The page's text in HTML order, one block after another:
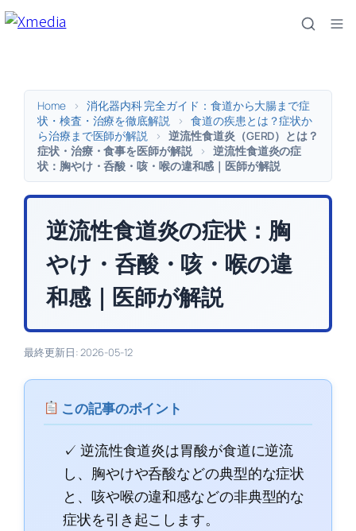
内
Home >
消化器内科 完全ガイド：食道から大腸まで症
状・検査・治療を徹底解説
>
食道の疾患とは？症状か
ら治療まで医師が解説
>
逆流性食道炎（GERD）とは？
症状・治療・食事を医師が解説
>
逆流性食道炎の症
状：胸やけ・呑酸・咳・喉の違和感｜医師が解説
逆流性食道炎の症状：胸
やけ・呑酸・咳・喉の違
和感｜医師が解説
最終更新日: 2026-05-12
この記事のポイント
✓ 逆流性食道炎は胃酸が食道に逆流
し、胸やけや呑酸などの典型的な症状
と、咳や喉の違和感などの非典型的な
症状を引き起こします。